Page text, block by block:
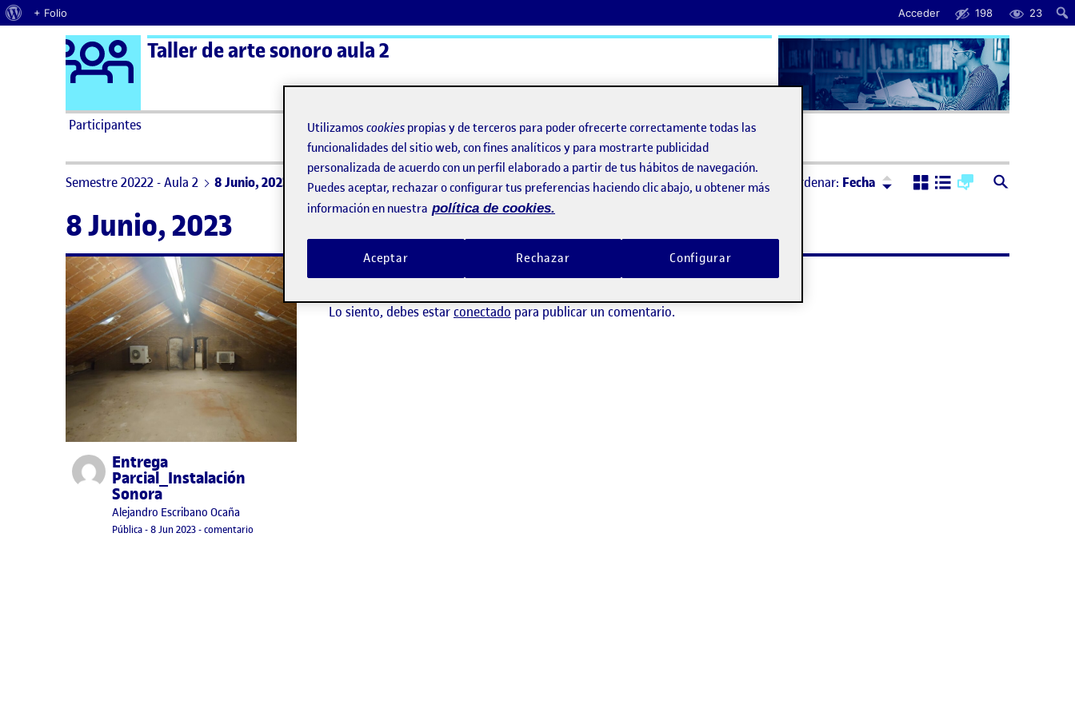
Acerca de WordPress
+ Folio Acceder 198 23
Saltar al contenido Logo Ágora
Taller de arte sonoro aula 2
Participantes ActiFolios Ayuda
Semestre 20222 - Aula 2 8 Junio, 2023 Ordenar: Fecha Ordenar:Descendente
8 Junio, 2023
Publicado porEntrega
Parcial_Instalación
Sonora
Publicado por
Alejandro Escribano Ocaña
Visibilidad:
Pública-Fecha de publicación
8 Jun 20232 octubre, 2023 11:11 pm
-comentario
No hay comentarios.
Lo siento, debes estarconectado para publicar un comentario.
Utilizamos cookies propias y de terceros para poder ofrecerte correctamente todas las
funcionalidades del sitio web, con fines analíticos y para mostrarte publicidad
personalizada de acuerdo con un perfil elaborado a partir de tus hábitos de navegación.
Puedes aceptar, rechazar o configurar tus preferencias haciendo clic abajo, u obtener más
información en nuestra política de cookies.
Rechazar
Aceptar Configurar